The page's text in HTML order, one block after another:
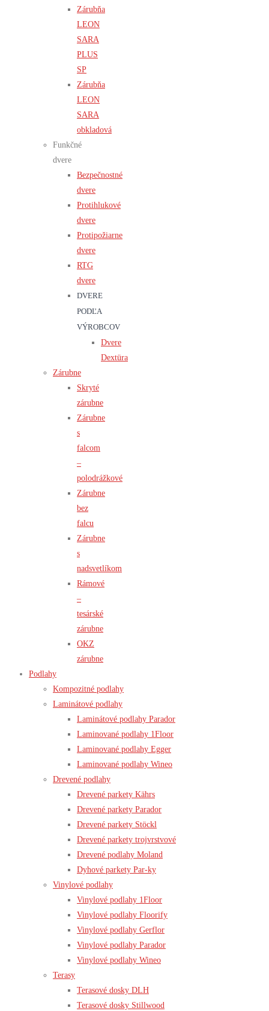
Zárubňa
LEON
SARA
PLUS
SP
Zárubňa
LEON
SARA
obkladová
Funkčné
dvere
Bezpečnostné
dvere
Protihlukové
dvere
Protipožiarne
dvere
RTG
dvere
DVERE
PODĽA
VÝROBCOV
Dvere
Dextüra
Zárubne
Skryté
zárubne
Zárubne
s
falcom
–
polodrážkové
Zárubne
bez
falcu
Zárubne
s
nadsvetlíkom
Rámové
–
tesárské
zárubne
OKZ
zárubne
Podlahy
Kompozitné podlahy
Laminátové podlahy
Laminátové podlahy Parador
Laminované podlahy 1Floor
Laminované podlahy Egger
Laminované podlahy Wineo
Drevené podlahy
Drevené parkety Kährs
Drevené parkety Parador
Drevené parkety Stöckl
Drevené parkety trojvrstvové
Drevené podlahy Moland
Dyhové parkety Par-ky
Vinylové podlahy
Vinylové podlahy 1Floor
Vinylové podlahy Floorify
Vinylové podlahy Gerflor
Vinylové podlahy Parador
Vinylové podlahy Wineo
Terasy
Terasové dosky DLH
Terasové dosky Stillwood